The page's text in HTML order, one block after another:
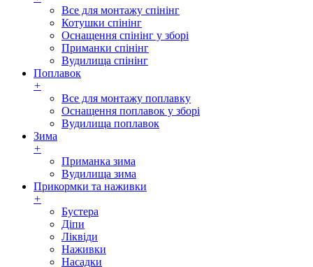
Все для монтажу спінінг
Котушки спінінг
Оснащення спінінг у зборі
Приманки спінінг
Вудилища спінінг
Поплавок
+
Все для монтажу поплавку
Оснащення поплавок у зборі
Вудилища поплавок
Зима
+
Приманка зима
Вудилища зима
Прикормки та наживки
+
Бустера
Діпи
Ліквіди
Наживки
Насадки